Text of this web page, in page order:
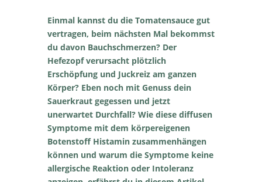
Einmal kannst du die Tomatensauce gut
vertragen, beim nächsten Mal bekommst
du davon Bauchschmerzen? Der
Hefezopf verursacht plötzlich
Erschöpfung und Juckreiz am ganzen
Körper? Eben noch mit Genuss dein
Sauerkraut gegessen und jetzt
unerwartet Durchfall? Wie diese diffusen
Symptome mit dem körpereigenen
Botenstoff Histamin zusammenhängen
können und warum die Symptome keine
allergische Reaktion oder Intoleranz